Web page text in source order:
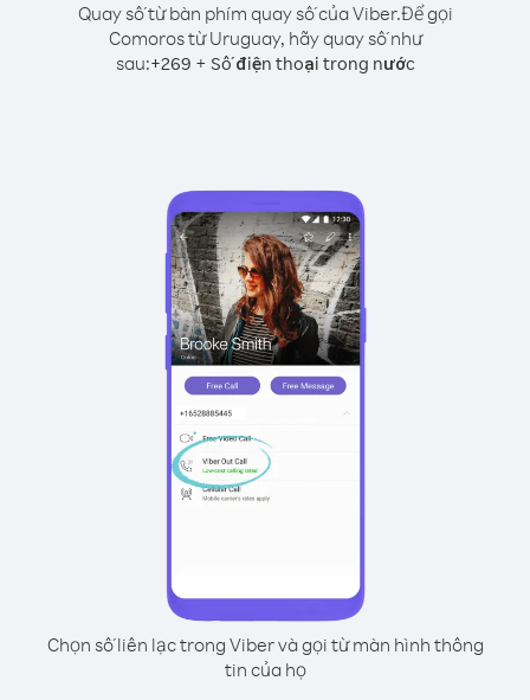
Quay số từ bàn phím quay số của Viber.Để gọi
Comoros từ Uruguay, hãy quay số như
sau:+269 + Số điện thoại trong nước
Chọn số liên lạc trong Viber và gọi từ màn hình thông
tin của họ